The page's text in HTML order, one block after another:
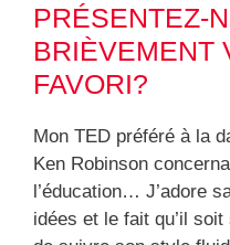
PRÉSENTEZ-
BRIÈVEMENT
FAVORI?
Mon TED préféré à la
Ken Robinson
l’éducation… J’adore
idées et le fait qu’il